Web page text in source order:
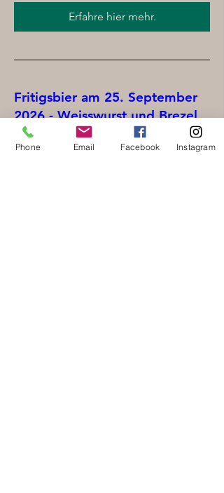
Erfahre hier mehr.
Fritigsbier am 25. September
2026 - Weisswurst und Brezel
(kleines Oktoberfest)
Fr., 25. Sept.
Phone Email Facebook Instagram